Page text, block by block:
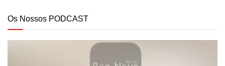
Os Nossos PODCAST